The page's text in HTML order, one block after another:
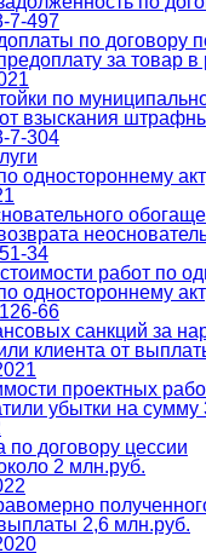
7-497
по договору
за товар
по
от взыскания
7-304
одностороннему
34
работ по
одностороннему
66
санкций за
клиента от
проектных
убытки на
по договору цессии
2 млн.руб.
2,6 млн.руб.